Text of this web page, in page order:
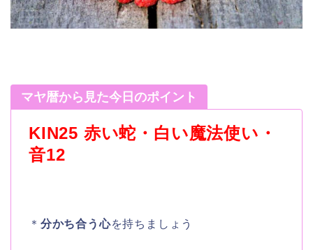
マヤ暦から見た今日のポイント
KIN25 赤い蛇・白い魔法使い・
音12
＊ 分かち合う心を持ちましょう